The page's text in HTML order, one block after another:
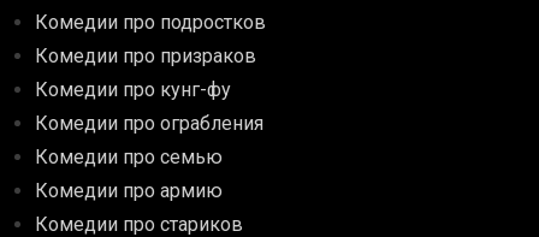
Комедии про подростков
Комедии про призраков
Комедии про кунг-фу
Комедии про ограбления
Комедии про семью
Комедии про армию
Комедии про стариков